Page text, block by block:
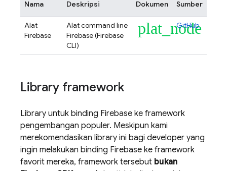
Nama Deskripsi Dokumen Sumber
Alat
Firebase
Alat command line
Firebase (Firebase
CLI)
plat_node
GitHub
Library framework
Library untuk binding Firebase ke framework
pengembangan populer. Meskipun kami
merekomendasikan library ini bagi developer yang
ingin melakukan binding Firebase ke framework
favorit mereka, framework tersebut bukan